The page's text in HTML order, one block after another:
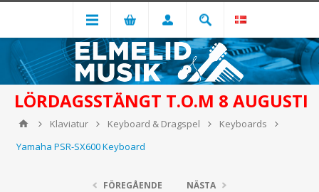
LÖRDAGSSTÄNGT T.O.M 8 AUGUSTI
Klaviatur Keyboard & Dragspel
Keyboards
Yamaha PSR-SX600 Keyboard
FÖREGÅENDE NÄSTA